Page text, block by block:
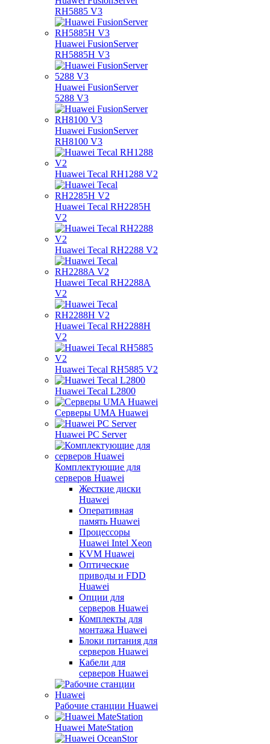
RH5885 V3
Huawei FusionServer
RH5885H V3
Huawei FusionServer
5288 V3
Huawei FusionServer
RH8100 V3
Huawei Tecal RH1288 V2
Huawei Tecal RH2285H
V2
Huawei Tecal RH2288 V2
Huawei Tecal RH2288A
V2
Huawei Tecal RH2288H
V2
Huawei Tecal RH5885 V2
Huawei Tecal L2800
Серверы UMA Huawei
Huawei PC Server
Комплектующие для
серверов Huawei
Жесткие диски
Huawei
Оперативная
память Huawei
Процессоры
Huawei Intel Xeon
KVM Huawei
Оптические
приводы и FDD
Huawei
Опции для
серверов Huawei
Комплекты для
монтажа Huawei
Блоки питания для
серверов Huawei
Кабели для
серверов Huawei
Рабочие станции Huawei
Huawei MateStation